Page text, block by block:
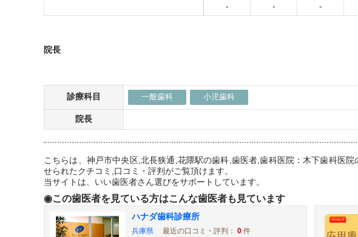
-
- -
院長
診療科目 一般歯科 小児歯科
院長
こちらは、神戸市中央区,北長狭通,花隈駅の歯科,歯医者,歯科医院：木下歯科医
せられたクチコミ,口コミ・評判がご覧頂けます。
当サイトは、いい歯医者さん選びをサポートしています。
◉この歯医者を見ている方はこんな歯医者も見ています
ハナダ歯科診療所
兵庫県 最近の口コミ・評判： 0件